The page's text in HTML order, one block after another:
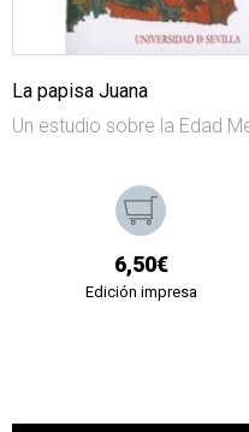
La papisa Juana
Un estudio sobre la Edad
6,50€
Edición impresa